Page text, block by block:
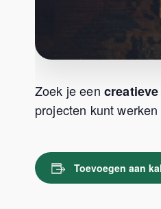
Zoek je een
projecten kunt
Toevoegen aan